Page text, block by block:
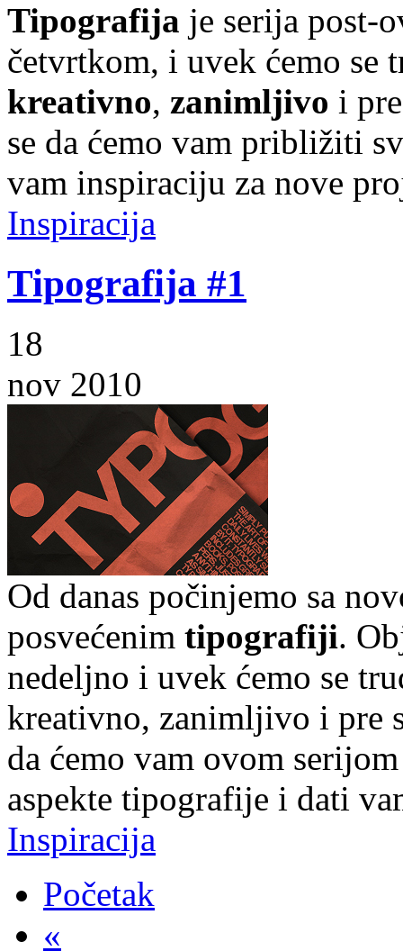
Tipografija je serija post-
četvrtkom, i uvek ćemo se
kreativno, zanimljivo i
se da ćemo vam približiti
vam inspiraciju za nove
Inspiracija
Tipografija #1
18
nov 2010
Od danas počinjemo sa
posvećenim tipografiji.
nedeljno i uvek ćemo se
kreativno, zanimljivo i pre
da ćemo vam ovom
aspekte tipografije i dati
Inspiracija
Početak
«